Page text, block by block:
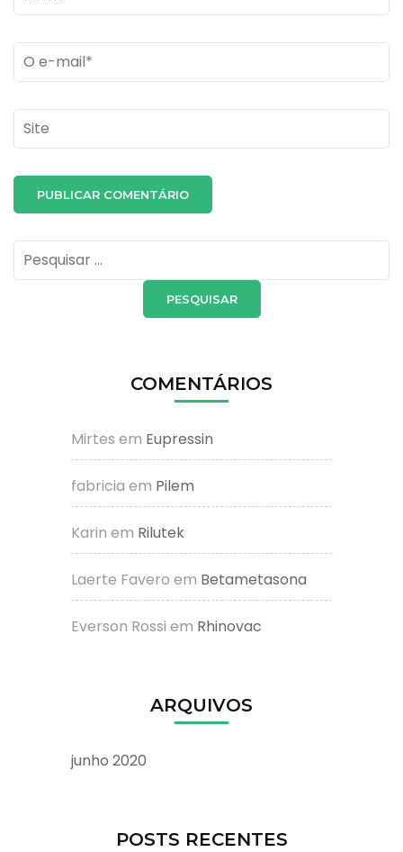
Email *
Site
Pesquisar
por:
COMENTÁRIOS
Mirtes em Eupressin
fabricia em Pilem
Karin em Rilutek
Laerte Favero em Betametasona
Everson Rossi em Rhinovac
ARQUIVOS
junho 2020
POSTS RECENTES